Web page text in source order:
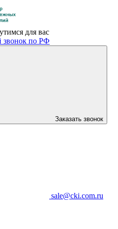
для вас
звонок по РФ
Заказать звонок
sale@cki.com.ru